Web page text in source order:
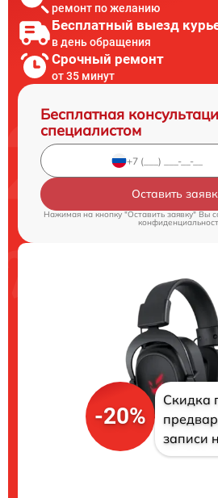
ремонт по желанию
Бесплатный выезд
в день обращения
Срочный ремонт
от 35 минут
Бесплатная
специалистом
Оставить
Нажимая на кнопку "Оставить заявку" Вы
-20%
Скидка
записи